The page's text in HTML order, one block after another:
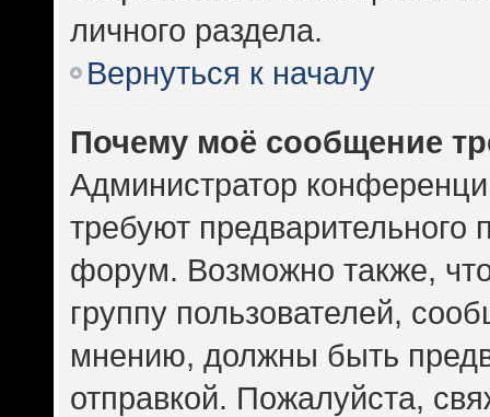
личного раздела.
Вернуться к началу
Почему моё сообщение
Администратор
требуют предварительного
форум. Возможно также,
группу пользователей,
мнению, должны быть
отправкой. Пожалуйста,